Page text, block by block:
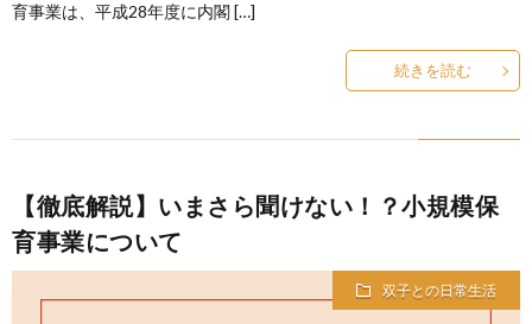
育事業は、平成28年度に内閣 […]
続きを読む
【徹底解説】いまさら聞けない！？小規模保
育事業について
双子との日常生活